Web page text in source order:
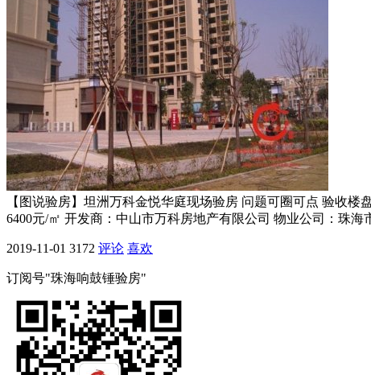
【图说验房】坦洲万科金悦华庭现场验房 问题可圈可点 验收
6400元/㎡ 开发商：中山市万科房地产有限公司 物业公司：珠海
2019-11-01 3172 评论 喜欢
订阅号"珠海响鼓锤验房"